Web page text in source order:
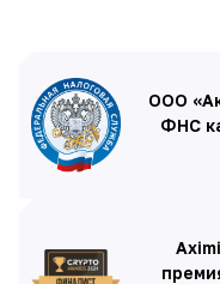
ООО
ФНС